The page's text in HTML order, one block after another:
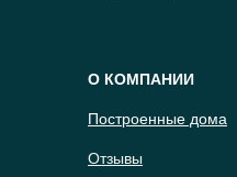
Отзывы
Построенные дома
О КОМПАНИИ